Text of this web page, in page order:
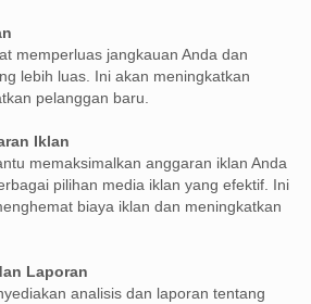
memperluas jangkauan Anda dan
lebih luas. Ini akan meningkatkan
pelanggan baru.
Iklan
memaksimalkan anggaran iklan Anda
pilihan media iklan yang efektif. Ini
biaya iklan dan meningkatkan
Laporan
analisis dan laporan tentang